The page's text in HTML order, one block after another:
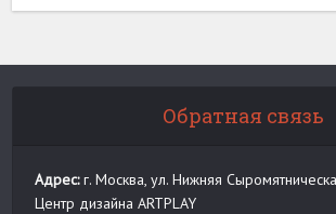
Обратная связь
Адрес:г. Москва, ул. Нижняя
Центр дизайна ARTPLAY